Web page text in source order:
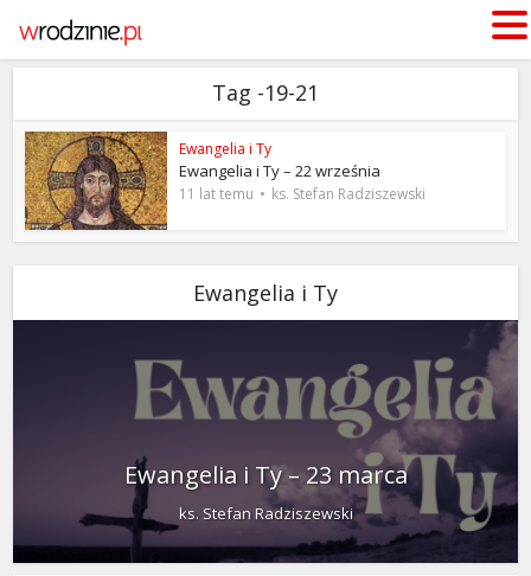
Tag -19-21
Ewangelia i Ty
Ewangelia i Ty – 22 września
11 lat temu ks. Stefan Radziszewski
Ewangelia i Ty
Ewangelia i Ty – 23 marca
ks. Stefan Radziszewski